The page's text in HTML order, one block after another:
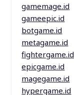
gamemage.id
gameepic.id
botgame.id
metagame.id
fightergame.id
epicgame.id
magegame.id
hypergame.id